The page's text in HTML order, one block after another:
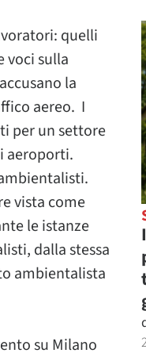
quelli
voci sulla
accusano la
aereo. I
per un settore
aeroporti.
vista come
le istanze
dalla stessa
ambientalista
su Milano